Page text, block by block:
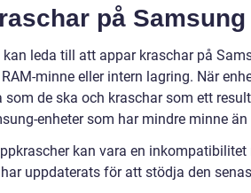
på Samsung
leda till att appar kraschar på
minne eller intern lagring. När
de ska och kraschar som ett
enheter som har mindre minne än
kan vara en
uppdaterats för att stödja den